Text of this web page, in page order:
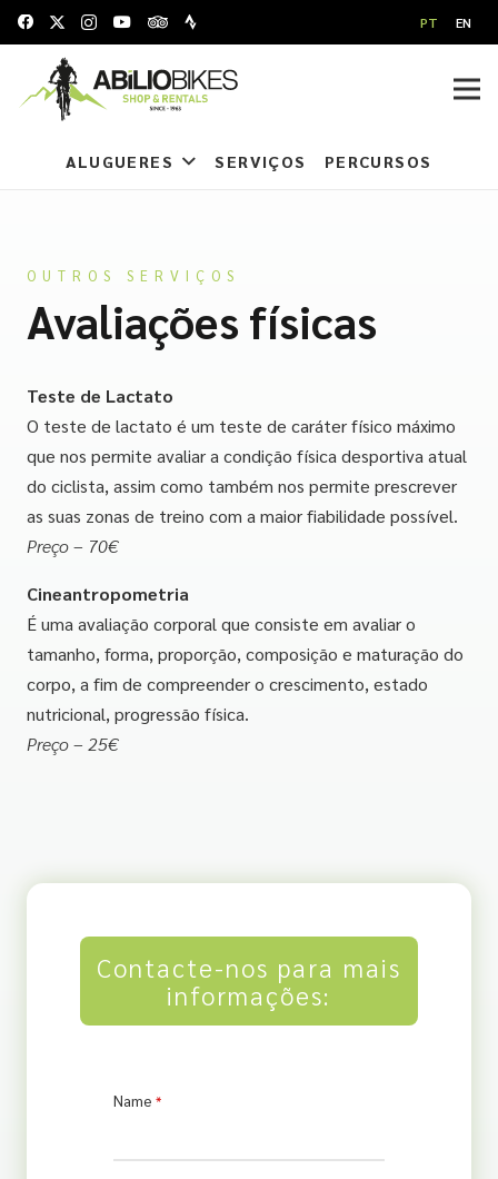
PT EN
ALUGUERES SERVIÇOS PERCURSOS
OUTROS SERVIÇOS
Avaliações físicas
Teste de Lactato
O teste de lactato é um teste de caráter físico máximo
que nos permite avaliar a condição física desportiva atual
do ciclista, assim como também nos permite prescrever
as suas zonas de treino com a maior fiabilidade possível.
Preço – 70€
Cineantropometria
É uma avaliação corporal que consiste em avaliar o
tamanho, forma, proporção, composição e maturação do
corpo, a fim de compreender o crescimento, estado
nutricional, progressão física.
Preço – 25€
Contacte-nos para mais
informações:
Name*